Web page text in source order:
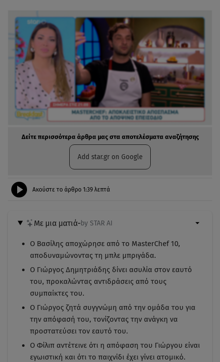
Δείτε περισσότερα άρθρα μας στα αποτελέσματα αναζήτησης
Add star.gr on Google
Ακούστε το άρθρο 1:39 λεπτά
Με μια ματιά-by STAR AI
Ο Βασίλης αποχώρησε από το MasterChef 10,
αποδυναμώνοντας τη μπλε μπριγάδα.
Ο Γιώργος Δημητριάδης δίνει ασυλία στον εαυτό
του, προκαλώντας αντιδράσεις από τους
συμπαίκτες του.
Ο Γιώργος ζητά συγγνώμη από την ομάδα του για
την απόφασή του, τονίζοντας την ανάγκη να
προστατεύσει τον εαυτό του.
Ο Φίλιπ αντέτεινε ότι η απόφαση του Γιώργου είναι
εγωιστική και ότι το παιχνίδι έχει γίνει ατομικό.